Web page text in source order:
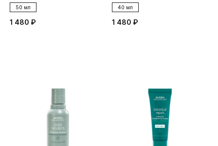
50 мл
1 480 ₽
40 мл
1 480 ₽